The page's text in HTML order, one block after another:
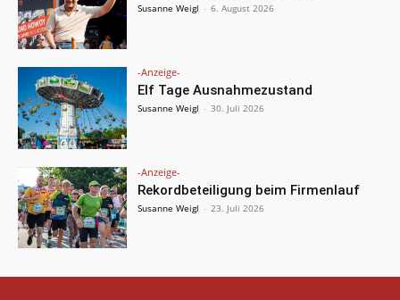
Susanne Weigl - 6. August 2026
-Anzeige-
Elf Tage Ausnahmezustand
Susanne Weigl - 30. Juli 2026
-Anzeige-
Rekordbeteiligung beim Firmenlauf
Susanne Weigl - 23. Juli 2026